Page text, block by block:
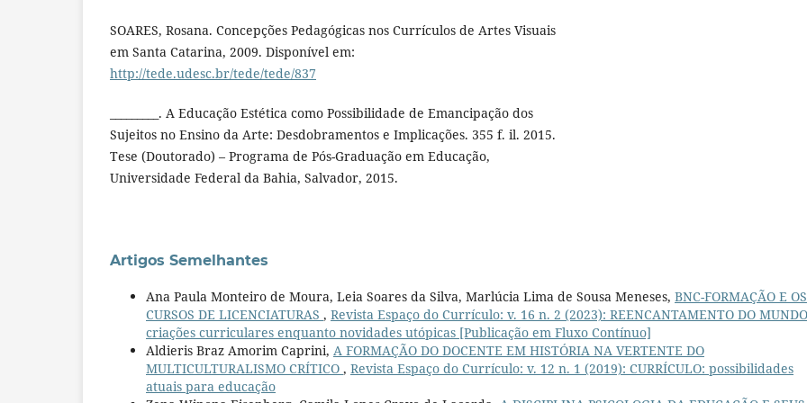
SOARES, Rosana. Concepções Pedagógicas nos Currículos de Artes Visuais
em Santa Catarina, 2009. Disponível em:
http://tede.udesc.br/tede/tede/837
_________. A Educação Estética como Possibilidade de Emancipação dos
Sujeitos no Ensino da Arte: Desdobramentos e Implicações. 355 f. il. 2015.
Tese (Doutorado) – Programa de Pós-Graduação em Educação,
Universidade Federal da Bahia, Salvador, 2015.
Artigos Semelhantes
Ana Paula Monteiro de Moura, Leia Soares da Silva, Marlúcia Lima de Sousa Meneses, BNC-FORMAÇÃO E OS
CURSOS DE LICENCIATURAS , Revista Espaço do Currículo: v. 16 n. 2 (2023): REENCANTAMENTO DO
criações curriculares enquanto novidades utópicas [Publicação em Fluxo Contínuo]
Aldieris Braz Amorim Caprini, A FORMAÇÃO DO DOCENTE EM HISTÓRIA NA VERTENTE DO
MULTICULTURALISMO CRÍTICO , Revista Espaço do Currículo: v. 12 n. 1 (2019): CURRÍCULO: possibilidades
atuais para educação